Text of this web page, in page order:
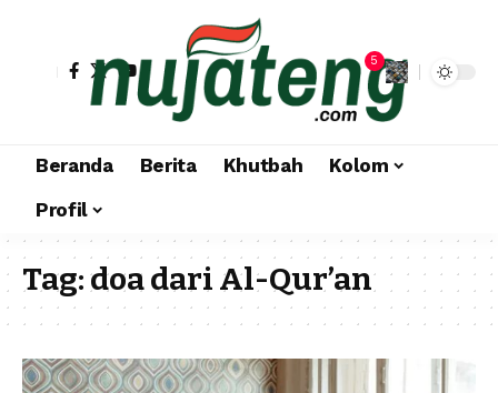
5
Beranda Berita Khutbah
Kolom
Profil
Tag:doa dari Al-Qur’an